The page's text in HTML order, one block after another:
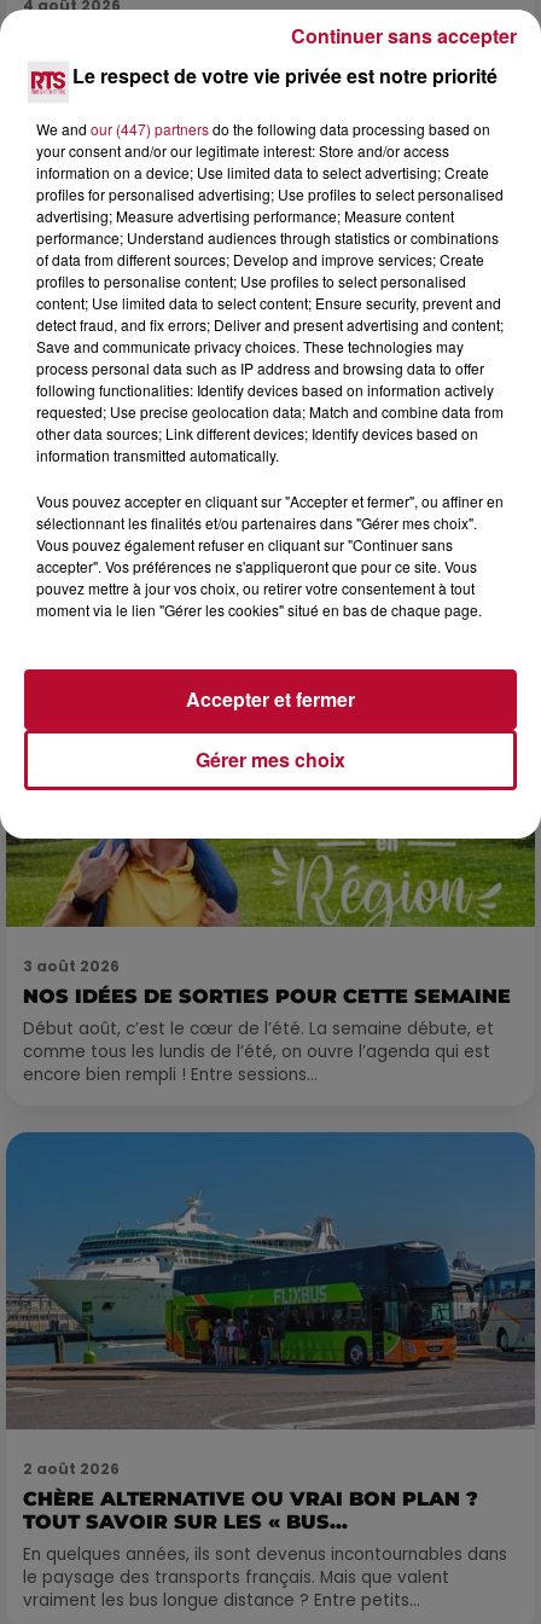
4 août 2026
HÉRAULT, PYRÉNÉES-ORIENTALES : TROIS
SPOTS DE SNORKELING À EXPLORER...
Pas besoin de bouteilles de plongée lourdes ni de diplômes
masque, un tuba et une paire de palmes...
3 août 2026
SOIRÉE DJ PLAYA
3 août 2026
NOS IDÉES DE SORTIES POUR CETTE SEMAINE
Début août, c’est le cœur de l’été. La semaine débute, et
comme tous les lundis de l’été, on ouvre l’agenda qui est
encore bien rempli ! Entre sessions...
2 août 2026
CHÈRE ALTERNATIVE OU VRAI BON PLAN ?
TOUT SAVOIR SUR LES « BUS...
En quelques années, ils sont devenus incontournables dans
le paysage des transports français. Mais que valent
vraiment les bus longue distance ? Entre petits...
Le respect de votre vie privée est notre priorité
We and our (447) partnersdo the following data processing based on
your consent and/or our legitimate interest: Store and/or access
information on a device; Use limited data to select advertising; Create
profiles for personalised advertising; Use profiles to select personalised
advertising; Measure advertising performance; Measure content
performance; Understand audiences through statistics or combinations
of data from different sources; Develop and improve services; Create
profiles to personalise content; Use profiles to select personalised
content; Use limited data to select content; Ensure security, prevent and
detect fraud, and fix errors; Deliver and present advertising and content;
Save and communicate privacy choices. These technologies may
process personal data such as IP address and browsing data to offer
following functionalities: Identify devices based on information actively
requested; Use precise geolocation data; Match and combine data from
other data sources; Link different devices; Identify devices based on
information transmitted automatically.
Vous pouvez accepter en cliquant sur "Accepter et fermer", ou affiner en
sélectionnant les finalités et/ou partenaires dans "Gérer mes choix".
Vous pouvez également refuser en cliquant sur "Continuer sans
accepter". Vos préférences ne s'appliqueront que pour ce site. Vous
pouvez mettre à jour vos choix, ou retirer votre consentement à tout
moment via le lien "Gérer les cookies" situé en bas de chaque page.
Gérer mes choix
Accepter et fermer
Continuer sans accepter